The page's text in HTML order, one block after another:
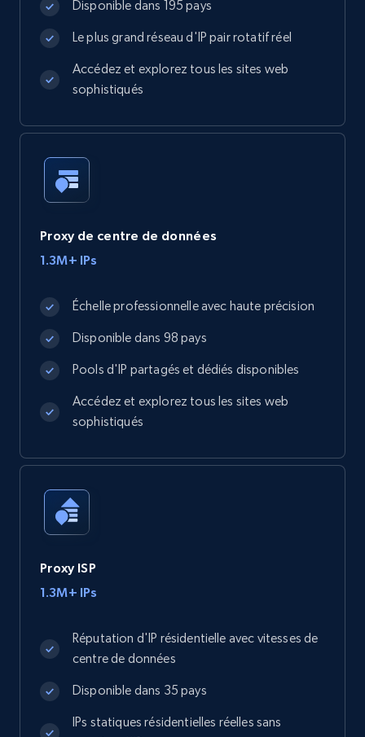
Disponible dans 195 pays
Le plus grand réseau d'IP pair rotatif réel
Accédez et explorez tous les sites web
sophistiqués
Proxy de centre de données
1.3M+ IPs
Échelle professionnelle avec haute précision
Disponible dans 98 pays
Pools d'IP partagés et dédiés disponibles
Accédez et explorez tous les sites web
sophistiqués
Proxy ISP
1.3M+ IPs
Réputation d'IP résidentielle avec vitesses de
centre de données
Disponible dans 35 pays
IPs statiques résidentielles réelles sans